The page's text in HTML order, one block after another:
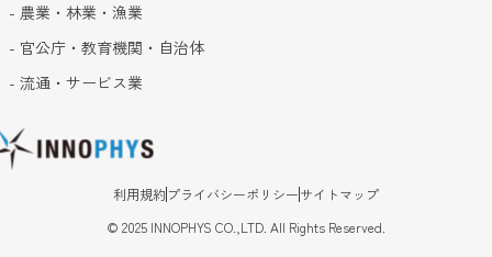
- 農業・林業・漁業
- 官公庁・教育機関・自治体
- 流通・サービス業
利用規約 プライバシーポリシーサイトマップ
© 2025 INNOPHYS CO.,LTD. All Rights Reserved.